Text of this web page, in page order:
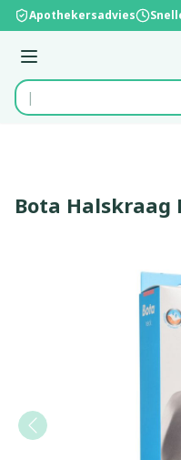
Ga naar de inhoud
Apothekersadvies
Menu
Product, merk,
Bota Halskraag